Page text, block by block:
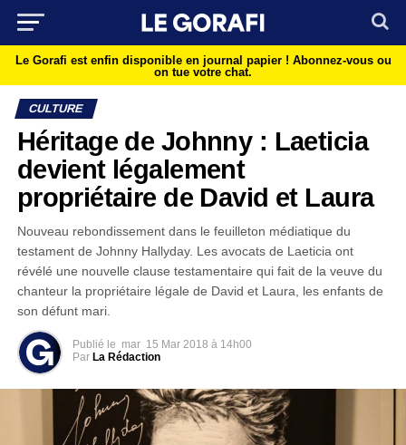
Le Gorafi est enfin disponible en journal papier ! Abonnez-vous ou
on tue votre chat.
CULTURE
Héritage de Johnny : Laeticia
devient légalement
propriétaire de David et Laura
Nouveau rebondissement dans le feuilleton médiatique du
testament de Johnny Hallyday. Les avocats de Laeticia ont
révélé une nouvelle clause testamentaire qui fait de la veuve du
chanteur la propriétaire légale de David et Laura, les enfants de
son défunt mari.
Publié le mar 15 Mar 2018 à 14h00
Par La Rédaction